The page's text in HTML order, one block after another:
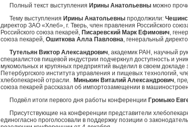
Полный текст выступления Ирины Анатольевны можно
Тему выступления Ирины Анатольевны продолжили:
директор ЗАО «Хлеб», г. Тверь, член правления Российского
Российского союза пекарей, Писаревский Марк Ефимович,
союза пекарей, Ошиткова Алла Павловна, генеральный
Тутельян Виктор Александрович, академик РАН, научный
специалистов пищевой индустрии подчеркнул доступность и
мукомольных и крупяных предприятий выделил в своем докладе
Петербургского института управления и пищевых технологий,
хлебопекарной отрасли. Минькин Виталий Александрович,
союза пекарей рассказал об импортозамещении в
Подвёл итоги первого дня работы конференции Громыко
Присутствующие на конференции представители
единогласно проголосовали в поддержку позиции о